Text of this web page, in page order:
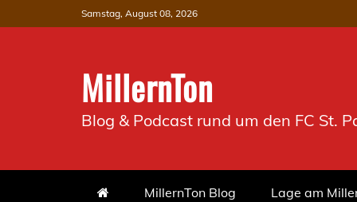
to
Samstag, August 08, 2026
MillernTon
Blog & Podcast rund um den FC St.
MillernTon Blog Lage am